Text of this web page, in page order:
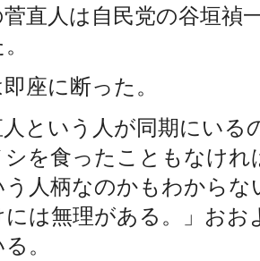
直人は自民党の谷垣禎
座に断った。
人という人が同期にい
シを食ったこともなけ
う人柄なのかもわから
は無理がある。」お
。